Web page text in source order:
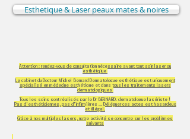
Esthetique & Laser peaux mates & noires
Attention : rendez-vous de consultation nécessaire avant tout soin laser ou
esthétqiue
Le cabinet du Docteur Michel Bernard Dermatologue esthétique est uniquement
spécialisé en médecine esthétique et dans tous les traitements lasers
dermatologiques
Tous les soins sont réalisés par le Dr BERNARD, dermatologue lasériste !
Pas d'esthéticiennes, pas d'infirmières ... Déléguer ces actes est hasardeux
et illégal.
Grâce à nos multiples lasers, notre activité se concentre sur les problèmes
suivants